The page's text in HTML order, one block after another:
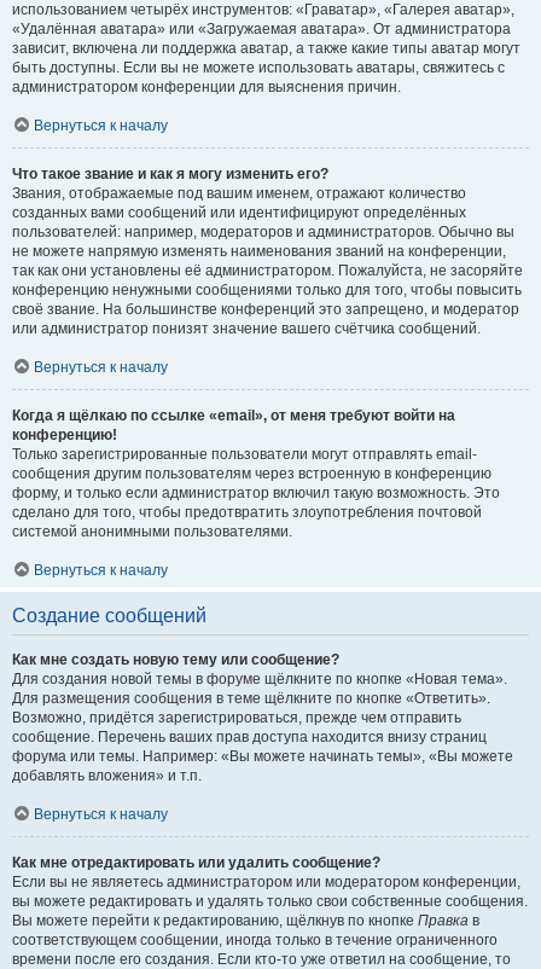
использованием четырёх инструментов: «Граватар», «Галерея аватар»,
«Удалённая аватара» или «Загружаемая аватара». От администратора
зависит, включена ли поддержка аватар, а также какие типы аватар могут
быть доступны. Если вы не можете использовать аватары, свяжитесь с
администратором конференции для выяснения причин.
Вернуться к началу
Что такое звание и как я могу изменить его?
Звания, отображаемые под вашим именем, отражают количество
созданных вами сообщений или идентифицируют определённых
пользователей: например, модераторов и администраторов. Обычно вы
не можете напрямую изменять наименования званий на конференции,
так как они установлены её администратором. Пожалуйста, не засоряйте
конференцию ненужными сообщениями только для того, чтобы повысить
своё звание. На большинстве конференций это запрещено, и модератор
или администратор понизят значение вашего счётчика сообщений.
Вернуться к началу
Когда я щёлкаю по ссылке «email», от меня требуют войти на
конференцию!
Только зарегистрированные пользователи могут отправлять email-
сообщения другим пользователям через встроенную в конференцию
форму, и только если администратор включил такую возможность. Это
сделано для того, чтобы предотвратить злоупотребления почтовой
системой анонимными пользователями.
Вернуться к началу
Создание сообщений
Как мне создать новую тему или сообщение?
Для создания новой темы в форуме щёлкните по кнопке «Новая тема».
Для размещения сообщения в теме щёлкните по кнопке «Ответить».
Возможно, придётся зарегистрироваться, прежде чем отправить
сообщение. Перечень ваших прав доступа находится внизу страниц
форума или темы. Например: «Вы можете начинать темы», «Вы можете
добавлять вложения» и т.п.
Вернуться к началу
Как мне отредактировать или удалить сообщение?
Если вы не являетесь администратором или модератором конференции,
вы можете редактировать и удалять только свои собственные сообщения.
Вы можете перейти к редактированию, щёлкнув по кнопке Правка в
соответствующем сообщении, иногда только в течение ограниченного
времени после его создания. Если кто-то уже ответил на сообщение, то